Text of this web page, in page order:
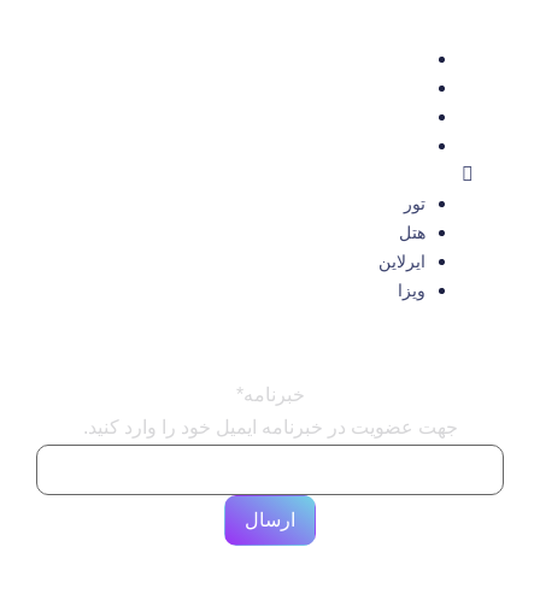
تور
هتل
ایرلاین
ویزا
خبرنامه*
جهت عضویت در خبرنامه ایمیل خود را وارد کنید.